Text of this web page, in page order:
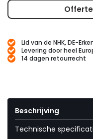
Lid van de NHK, DE-
Levering door heel
14 dagen retourrecht
Beschrijving
Technische